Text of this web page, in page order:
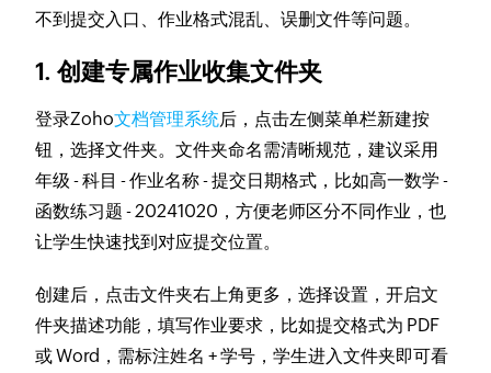
不到提交入口、作业格式混乱、误删文件等问题。
1. 创建专属作业收集文件夹
登录Zoho文档管理系统后，点击左侧菜单栏新建按
钮，选择文件夹。文件夹命名需清晰规范，建议采用
年级 - 科目 - 作业名称 - 提交日期格式，比如高一数学 -
函数练习题 - 20241020，方便老师区分不同作业，也
让学生快速找到对应提交位置。
创建后，点击文件夹右上角更多，选择设置，开启文
件夹描述功能，填写作业要求，比如提交格式为 PDF
或 Word，需标注姓名 + 学号，学生进入文件夹即可看